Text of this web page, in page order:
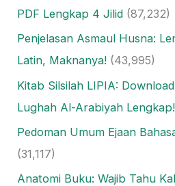
PDF Lengkap 4 Jilid (87,232)
Penjelasan Asmaul Husna:
Latin, Maknanya! (43,995)
Kitab Silsilah LIPIA:
Lughah Al-Arabiyah Lengkap!
Pedoman Umum Ejaan
(31,117)
Anatomi Buku: Wajib Tahu